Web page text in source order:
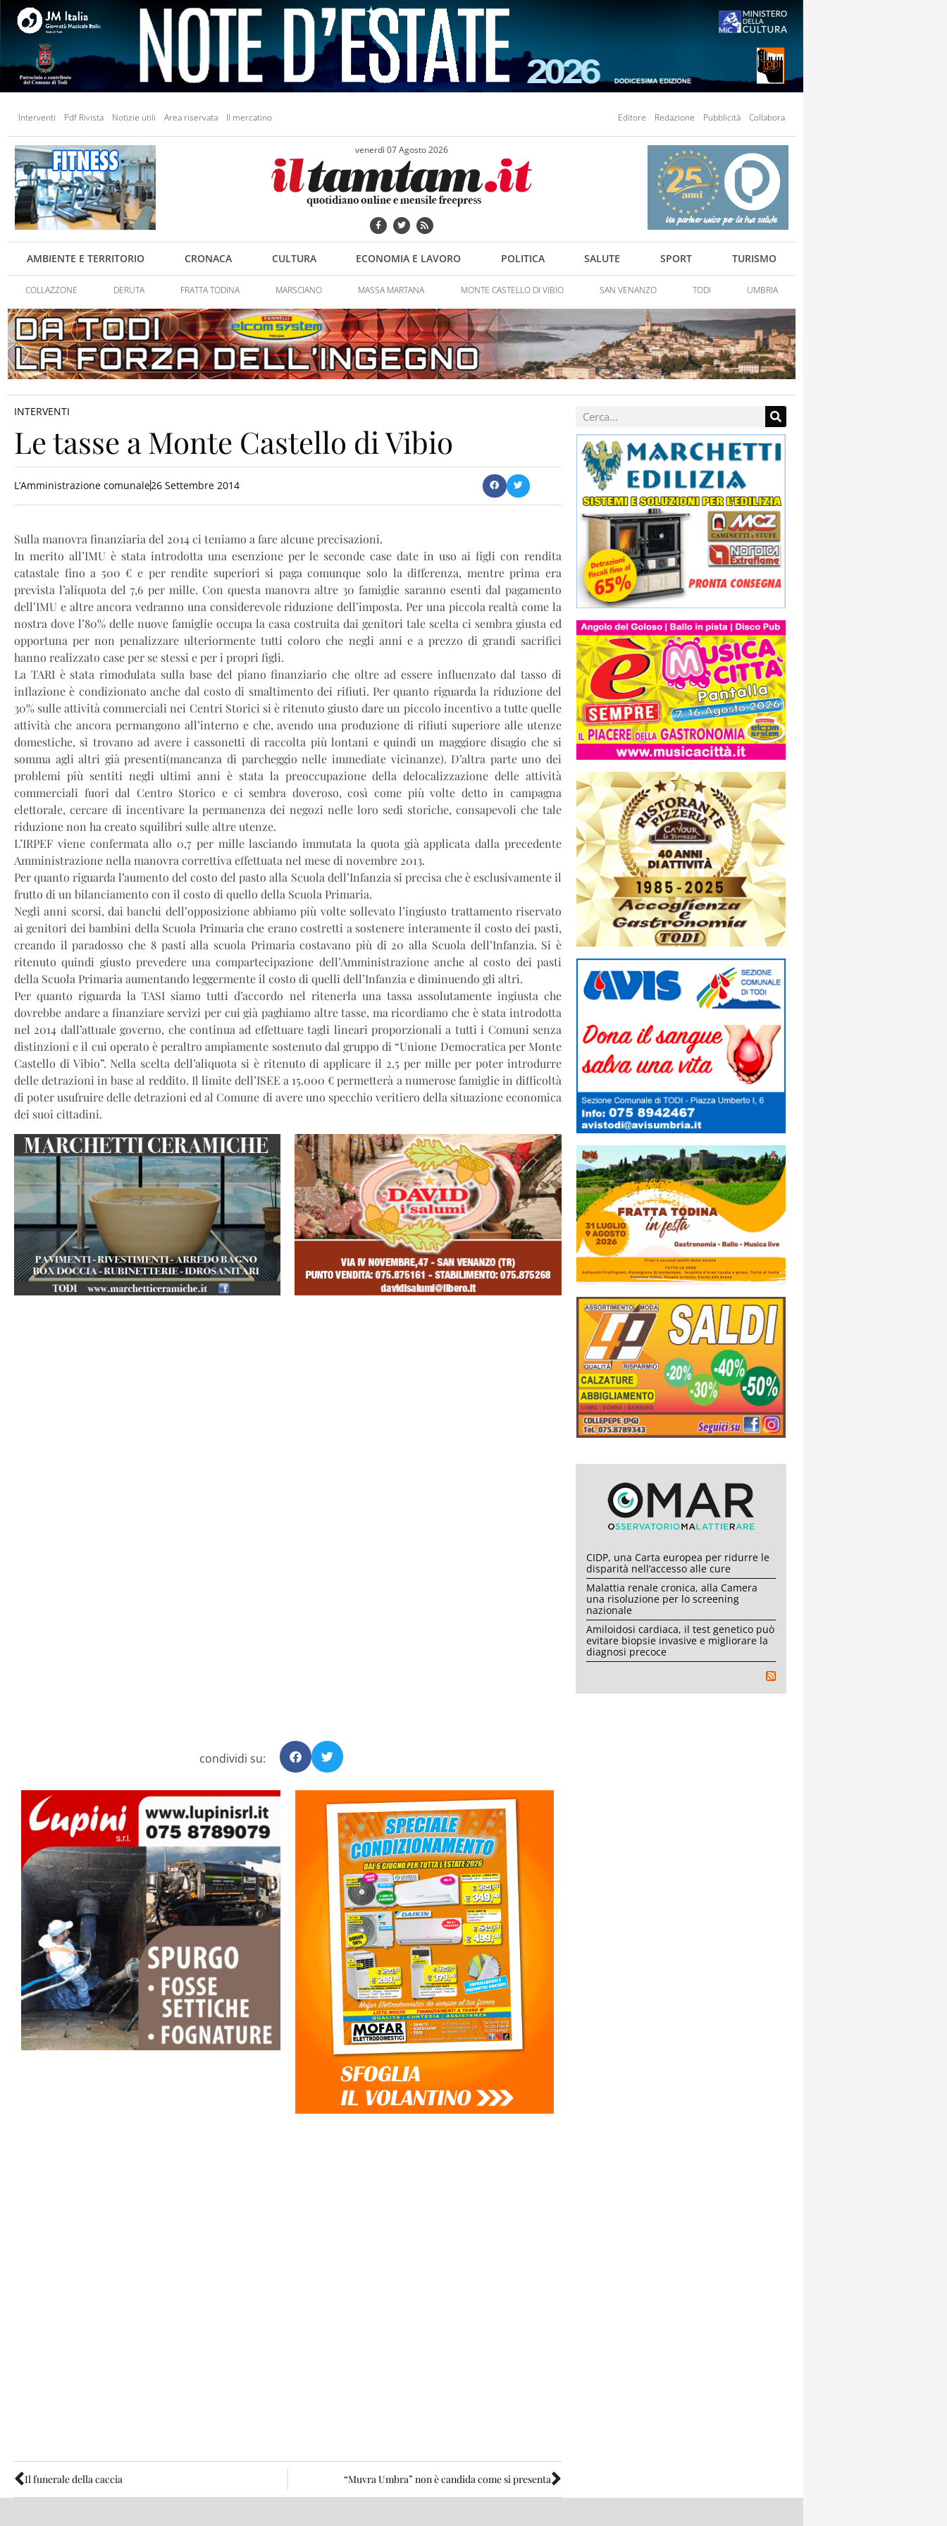
Interventi Pdf Rivista Notizie utili Area riservata Il mercatino Editore Redazione Pubblicità Collabora
venerdì 07 Agosto 2026
AMBIENTE E TERRITORIO CRONACA CULTURA ECONOMIA E LAVORO POLITICA SALUTE SPORT TURISMO
COLLAZZONE DERUTA FRATTA TODINA MARSCIANO MASSA MARTANA MONTE CASTELLO DI VIBIO SAN VENANZO TODI UMBRIA
INTERVENTI
Le tasse a Monte Castello di Vibio
L’Amministrazione comunale26 Settembre 2014
Sulla manovra finanziaria del 2014 ci teniamo a fare alcune precisazioni.
In merito all’IMU è stata introdotta una esenzione per le seconde case date in uso ai figli con rendita
catastale fino a 500 € e per rendite superiori si paga comunque solo la differenza, mentre prima era
prevista l’aliquota del 7,6 per mille. Con questa manovra altre 30 famiglie saranno esenti dal pagamento
dell’IMU e altre ancora vedranno una considerevole riduzione dell’imposta. Per una piccola realtà come la
nostra dove l’80% delle nuove famiglie occupa la casa costruita dai genitori tale scelta ci sembra giusta ed
opportuna per non penalizzare ulteriormente tutti coloro che negli anni e a prezzo di grandi sacrifici
hanno realizzato case per se stessi e per i propri figli.
La TARI è stata rimodulata sulla base del piano finanziario che oltre ad essere influenzato dal tasso di
inflazione è condizionato anche dal costo di smaltimento dei rifiuti. Per quanto riguarda la riduzione del
30% sulle attività commerciali nei Centri Storici si è ritenuto giusto dare un piccolo incentivo a tutte quelle
attività che ancora permangono all’interno e che, avendo una produzione di rifiuti superiore alle utenze
domestiche, si trovano ad avere i cassonetti di raccolta più lontani e quindi un maggiore disagio che si
somma agli altri già presenti(mancanza di parcheggio nelle immediate vicinanze). D’altra parte uno dei
problemi più sentiti negli ultimi anni è stata la preoccupazione della delocalizzazione delle attività
commerciali fuori dal Centro Storico e ci sembra doveroso, così come più volte detto in campagna
elettorale, cercare di incentivare la permanenza dei negozi nelle loro sedi storiche, consapevoli che tale
riduzione non ha creato squilibri sulle altre utenze.
L’IRPEF viene confermata allo 0,7 per mille lasciando immutata la quota già applicata dalla precedente
Amministrazione nella manovra correttiva effettuata nel mese di novembre 2013.
Per quanto riguarda l’aumento del costo del pasto alla Scuola dell’Infanzia si precisa che è esclusivamente il
frutto di un bilanciamento con il costo di quello della Scuola Primaria.
Negli anni scorsi, dai banchi dell’opposizione abbiamo più volte sollevato l’ingiusto trattamento riservato
ai genitori dei bambini della Scuola Primaria che erano costretti a sostenere interamente il costo dei pasti,
creando il paradosso che 8 pasti alla scuola Primaria costavano più di 20 alla Scuola dell’Infanzia. Si è
ritenuto quindi giusto prevedere una compartecipazione dell’Amministrazione anche al costo dei pasti
della Scuola Primaria aumentando leggermente il costo di quelli dell’Infanzia e diminuendo gli altri.
Per quanto riguarda la TASI siamo tutti d’accordo nel ritenerla una tassa assolutamente ingiusta che
dovrebbe andare a finanziare servizi per cui già paghiamo altre tasse, ma ricordiamo che è stata introdotta
nel 2014 dall’attuale governo, che continua ad effettuare tagli lineari proporzionali a tutti i Comuni senza
distinzioni e il cui operato è peraltro ampiamente sostenuto dal gruppo di “Unione Democratica per Monte
Castello di Vibio”. Nella scelta dell’aliquota si è ritenuto di applicare il 2,5 per mille per poter introdurre
delle detrazioni in base al reddito. Il limite dell’ISEE a 15.000 € permetterà a numerose famiglie in difficoltà
di poter usufruire delle detrazioni ed al Comune di avere uno specchio veritiero della situazione economica
dei suoi cittadini.
condividi su:
Il funerale della caccia “Muvra Umbra” non è candida come si presenta
CIDP, una Carta europea per ridurre le
disparità nell’accesso alle cure
Malattia renale cronica, alla Camera
una risoluzione per lo screening
nazionale
Amiloidosi cardiaca, il test genetico può
evitare biopsie invasive e migliorare la
diagnosi precoce